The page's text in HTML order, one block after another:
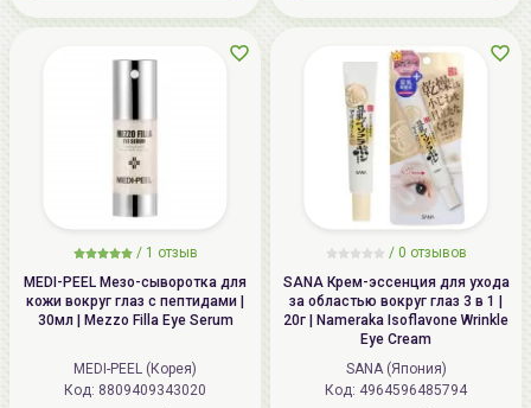
/ 1 отзыв
MEDI-PEEL Мезо-сыворотка для
кожи вокруг глаз с пептидами |
30мл | Mezzo Filla Eye Serum
MEDI-PEEL (Корея)
Код: 8809409343020
/ 0 отзывов
SANA Крем-эссенция для ухода
за областью вокруг глаз 3 в 1 |
20г | Nameraka Isoflavone Wrinkle
Eye Cream
SANA (Япония)
Код: 4964596485794